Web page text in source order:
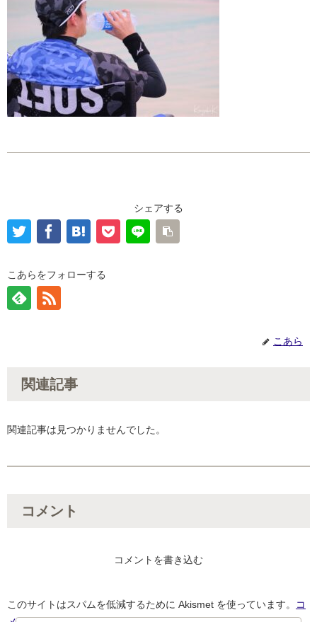
シェアする
こあらをフォローする
こあら
関連記事
関連記事は見つかりませんでした。
コメント
コメントを書き込む
このサイトはスパムを低減するために Akismet を使っています。
コ